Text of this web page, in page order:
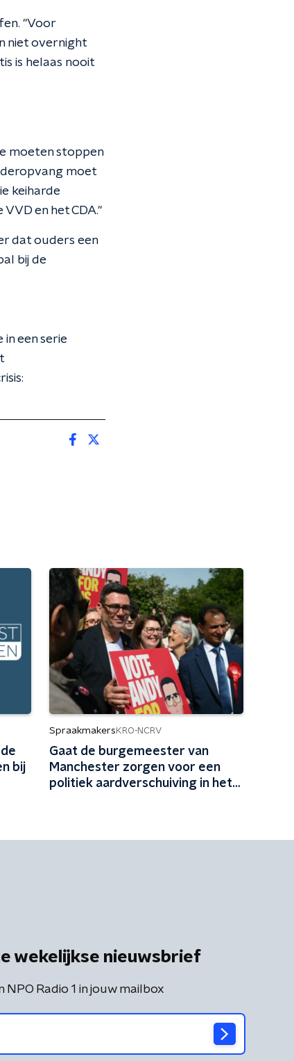
"Voor
niet overnight
is helaas nooit
moeten stoppen
moet
keiharde
en het CDA."
dat ouders een
bij de
een serie
bij
Spraakmakers KRO-NCRV
Gaat de burgemeester van
Manchester zorgen voor een
politiek aardverschuiving in het
wekelijkse nieuwsbrief
Radio 1 in jouw mailbox